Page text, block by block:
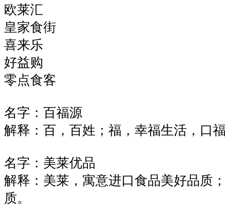
欧莱汇
皇家食街
喜来乐
好益购
零点食客
名字：百福源
解释：百，百姓；福，幸福生活，口
名字：美莱优品
解释：美莱，寓意进口食品美好品质
质。